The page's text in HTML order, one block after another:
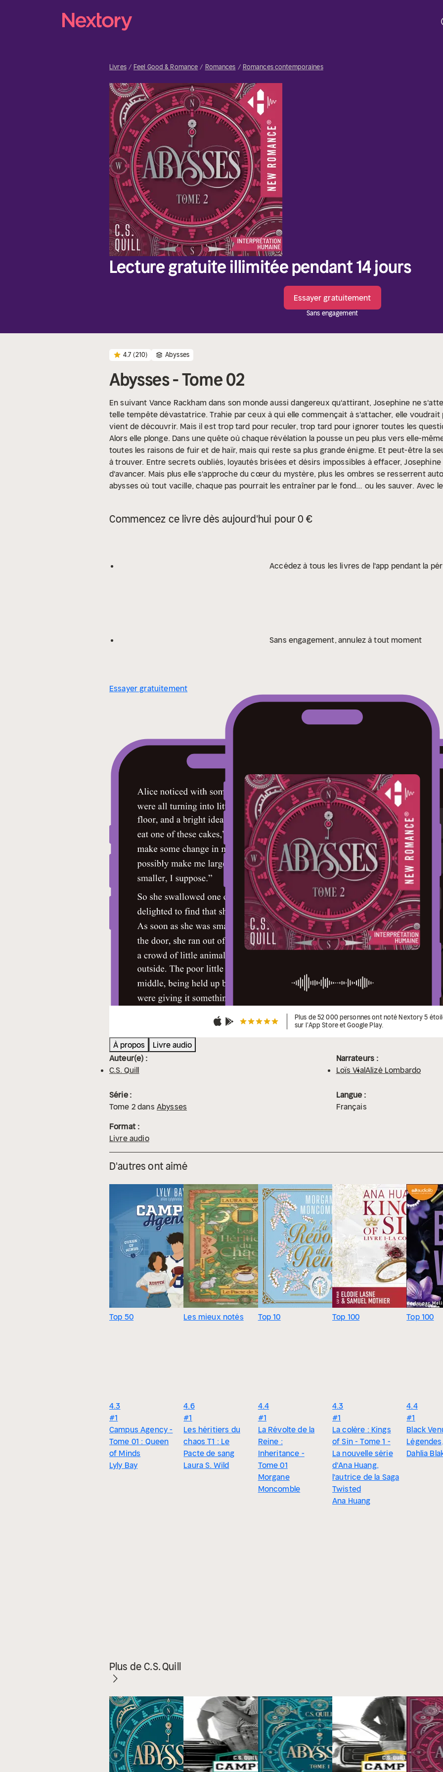
Livres Feel Good & Romance Romances Romances contemporaines
Lecture gratuite illimitée pendant 14 jours
Essayer gratuitement
Sans engagement
4.7 (210) Abysses
Abysses - Tome 02
En suivant Vance Rackham dans son monde aussi dangereux qu'attirant, Josephine ne
telle tempête dévastatrice. Trahie par ceux à qui elle commençait à s'attacher, elle
vient de découvrir. Mais il est trop tard pour reculer, trop tard pour ignorer toutes les
Alors elle plonge. Dans une quête où chaque révélation la pousse un peu plus vers elle-
toutes les raisons de fuir et de haïr, mais qui reste sa plus grande énigme. Et peut-être la
à trouver. Entre secrets oubliés, loyautés brisées et désirs impossibles à effacer,
d'avancer. Mais plus elle s'approche du cœur du mystère, plus les ombres se resserrent
abysses où tout vacille, chaque pas pourrait les entraîner par le fond… ou les sauver. Avec
Commencez ce livre dès aujourd'hui pour 0 €
Accédez à tous les livres de l'app pendant la
Sans engagement, annulez à tout moment
Essayer gratuitement
Plus de 52 000 personnes ont noté Nextory 5
sur l'App Store et Google Play.
À propos
Livre audio
Auteur(e) :
C.S. Quill
Narrateurs :
Loïs VialAlizé Lombardo
Série :
Tome 2dans Abysses
Langue :
Français
Format :
Livre audio
D'autres ont aimé
Top 50
4.3
#1
Campus Agency -
Tome 01 : Queen
of Minds
Lyly Bay
Les mieux notés
4.6
#1
Les héritiers du
chaos T1 : Le
Pacte de sang
Laura S. Wild
Top 10
4.4
#1
La Révolte de la
Reine :
Inheritance -
Tome 01
Morgane
Moncomble
Top 100
4.3
#1
La colère : Kings
of Sin - Tome 1 -
La nouvelle série
d'Ana Huang,
l'autrice de la Saga
Twisted
Ana Huang
Top 100
4.4
#1
Black
Dahlia
Plus de C.S. Quill